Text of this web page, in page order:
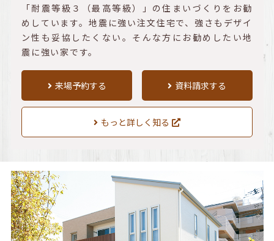
「耐震等級３（最高等級）」の住まいづくりをお勧
めしています。地震に強い注文住宅で、強さもデザイ
ン性も妥協したくない。そんな方にお勧めしたい地
震に強い家です。
来場予約する 資料請求する
もっと詳しく知る